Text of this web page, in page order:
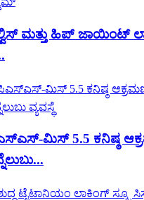
ಮತ್ತು ಹಿಪ್ ಜಾಯಿಂಟ್
ಮಿಸ್ 5.5 ಕನಿಷ್ಠ